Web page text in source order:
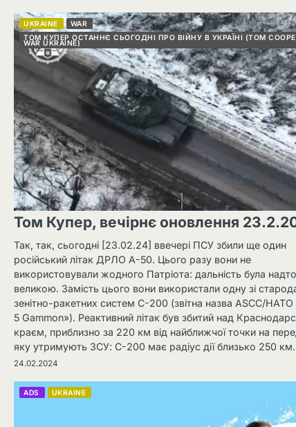
UKRAINE
WAR
ТОМ КУПЕР ОСТАННЄ СЬОГОДНІ ПРО ВІЙНУ В УКРАЇНІ (TOM
WAR UKRAINE)
Том Купер, вечірнє оновлення
Так, так, сьогодні [23.02.24] ввечері ПСУ збили ще один
російський літак ДРЛО А-50. Цього разу вони не
використовували жодного Патріота: дальність була надто
великою. Замість цього вони використали одну зі
зенітно-ракетних систем С-200 (звітна назва ASCC/НАТО
5 Gammon»). Реактивний літак був збитий над
краєм, приблизно за 220 км від найближчої точки на
яку утримують ЗСУ: С-200 має радіус дії близько 250 км.
24.02.2024
ADS UKRAINE